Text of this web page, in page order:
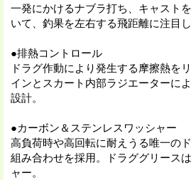
一発にかけるナブラ打ち、キャスト
いて、釣果を左右する飛距離に注目
●排熱コントロール
ドラグ作動により発生する摩擦熱を
インとスカート内部ラジエーターに
設計。
●カーボン＆ステンレスワッシャー
高負荷時や高回転に耐えうる唯一の
組み合わせを採用。ドラググリース
ャー。